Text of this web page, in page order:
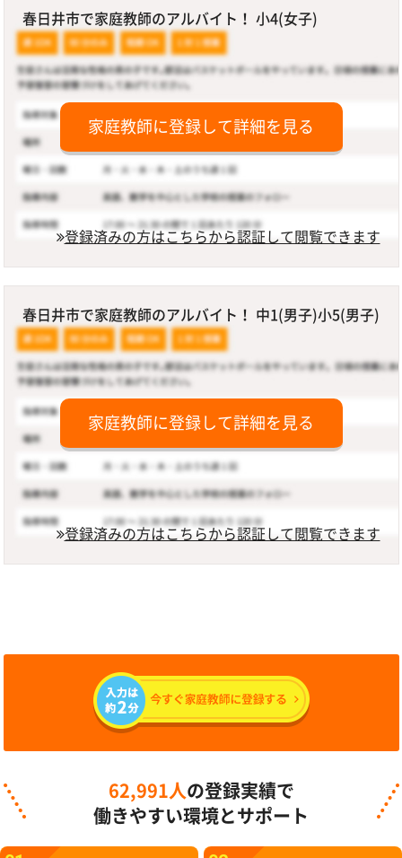
春日井市で家庭教師のアルバイト！ 小4(女子)
家庭教師に登録して詳細を見る
登録済みの方はこちらから認証して閲覧できます
春日井市で家庭教師のアルバイト！ 中1(男子)小5(男子)
家庭教師に登録して詳細を見る
登録済みの方はこちらから認証して閲覧できます
62,991人 の登録実績で
働きやすい環境とサポート